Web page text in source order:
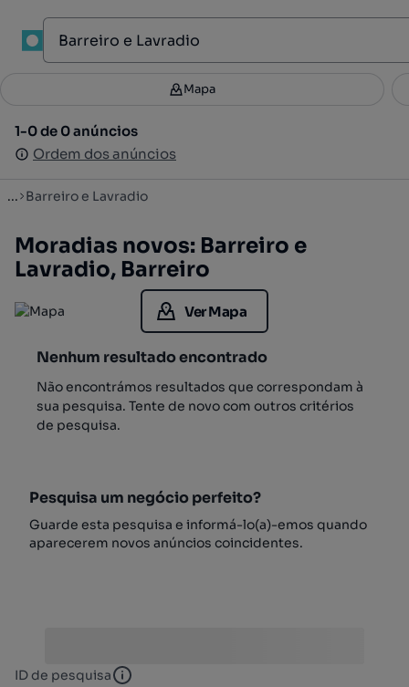
Filtros 3
1-0 de 0 anúncios
Ordem dos anúncios
Mapa
1-0 de 0 anúncios
Ordem dos anúncios
... Barreiro e Lavradio
Moradias novos: Barreiro e
Lavradio, Barreiro
Ver Mapa
Nenhum resultado encontrado
Não encontrámos resultados que correspondam à
sua pesquisa. Tente de novo com outros critérios
de pesquisa.
Pesquisa um negócio perfeito?
Guarde esta pesquisa e informá-lo(a)-emos quando
aparecerem novos anúncios coincidentes.
ID de pesquisa ID de pesquisa